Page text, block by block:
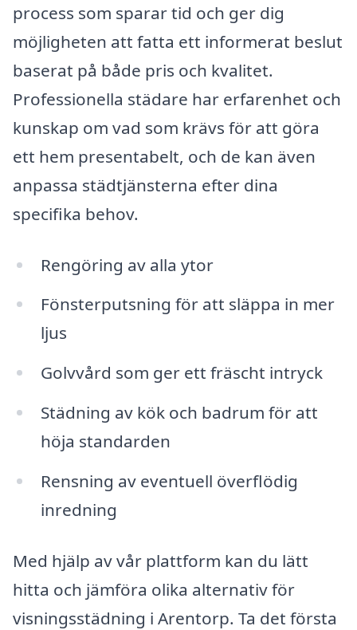
process som sparar tid och ger dig
möjligheten att fatta ett informerat beslut
baserat på både pris och kvalitet.
Professionella städare har erfarenhet och
kunskap om vad som krävs för att göra
ett hem presentabelt, och de kan även
anpassa städtjänsterna efter dina
specifika behov.
Rengöring av alla ytor
Fönsterputsning för att släppa in mer
ljus
Golvvård som ger ett fräscht intryck
Städning av kök och badrum för att
höja standarden
Rensning av eventuell överflödig
inredning
Med hjälp av vår plattform kan du lätt
hitta och jämföra olika alternativ för
visningsstädning i Arentorp. Ta det första